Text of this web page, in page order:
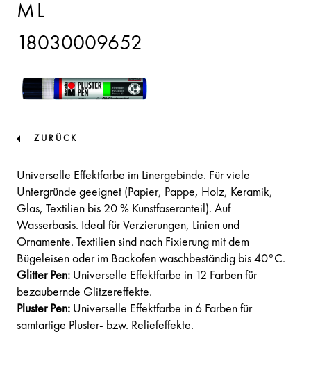
ML
18030009652
ZURÜCK
Universelle Effektfarbe im Linergebinde. Für viele
Untergründe geeignet (Papier, Pappe, Holz, Keramik,
Glas, Textilien bis 20 % Kunstfaseranteil). Auf
Wasserbasis. Ideal für Verzierungen, Linien und
Ornamente. Textilien sind nach Fixierung mit dem
Bügeleisen oder im Backofen waschbeständig bis 40°C.
Glitter Pen: Universelle Effektfarbe in 12 Farben für
bezaubernde Glitzereffekte.
Pluster Pen: Universelle Effektfarbe in 6 Farben für
samtartige Pluster- bzw. Reliefeffekte.